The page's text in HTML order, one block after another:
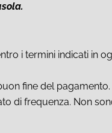
i termini indicati in
fine del
di frequenza. Non